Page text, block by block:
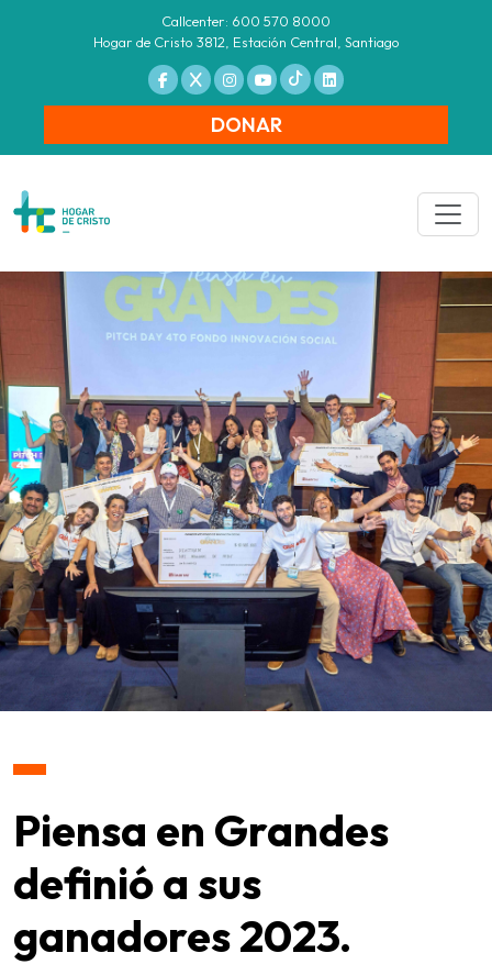
Callcenter: 600 570 8000
Hogar de Cristo 3812, Estación Central, Santiago
DONAR
Piensa en Grandes
definió a sus
ganadores 2023.